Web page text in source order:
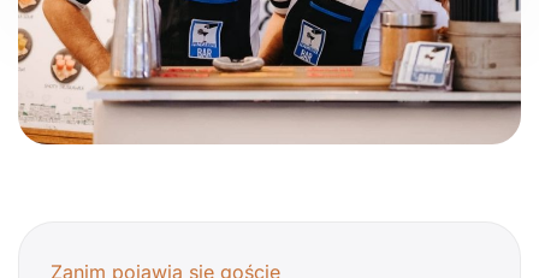
Zanim pojawią się goście